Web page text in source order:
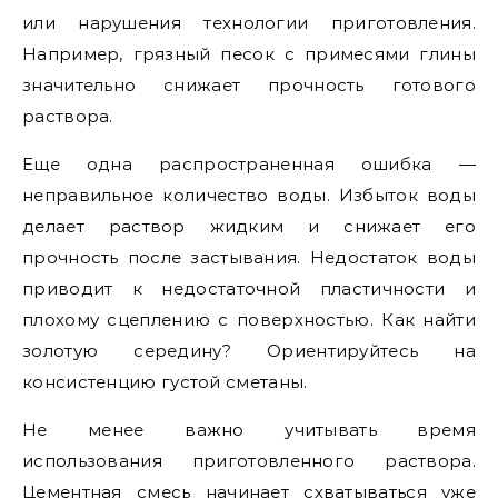
или нарушения технологии приготовления.
Например, грязный песок с примесями глины
значительно снижает прочность готового
раствора.
Еще одна распространенная ошибка —
неправильное количество воды. Избыток воды
делает раствор жидким и снижает его
прочность после застывания. Недостаток воды
приводит к недостаточной пластичности и
плохому сцеплению с поверхностью. Как найти
золотую середину? Ориентируйтесь на
консистенцию густой сметаны.
Не менее важно учитывать время
использования приготовленного раствора.
Цементная смесь начинает схватываться уже